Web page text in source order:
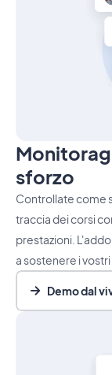
sforzo
Controllate come
traccia dei corsi
prestazioni.
a sostenere i
Demo dal